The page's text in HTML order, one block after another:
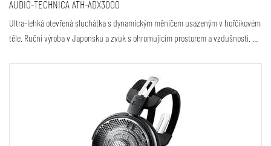
AUDIO-TECHNICA ATH-ADX3000
Ultra-lehká otevřená sluchátka s dynamickým měničem usazeným v hořčíkovém
těle. Ruční výroba v Japonsku a zvuk s ohromujícím prostorem a vzdušností. …